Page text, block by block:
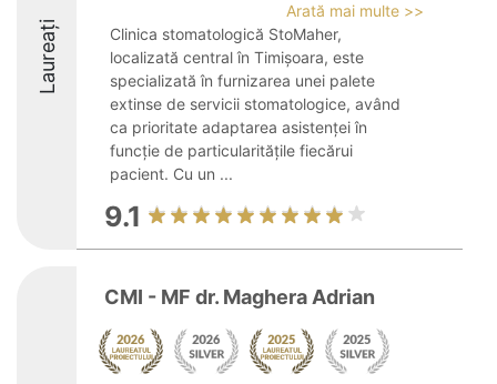
Laureați
Arată mai multe >>
Clinica stomatologică StoMaher,
localizată central în Timișoara, este
specializată în furnizarea unei palete
extinse de servicii stomatologice, având
ca prioritate adaptarea asistenței în
funcție de particularitățile fiecărui
pacient. Cu un ...
9.1
CMI - MF dr. Maghera Adrian